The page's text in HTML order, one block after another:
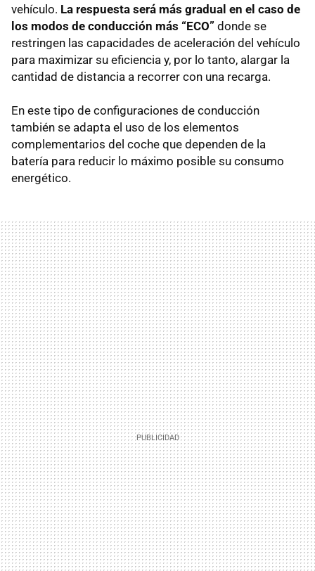
vehículo. La respuesta será más gradual en el caso de
los modos de conducción más “ECO” donde se
restringen las capacidades de aceleración del vehículo
para maximizar su eficiencia y, por lo tanto, alargar la
cantidad de distancia a recorrer con una recarga.
En este tipo de configuraciones de conducción
también se adapta el uso de los elementos
complementarios del coche que dependen de la
batería para reducir lo máximo posible su consumo
energético.